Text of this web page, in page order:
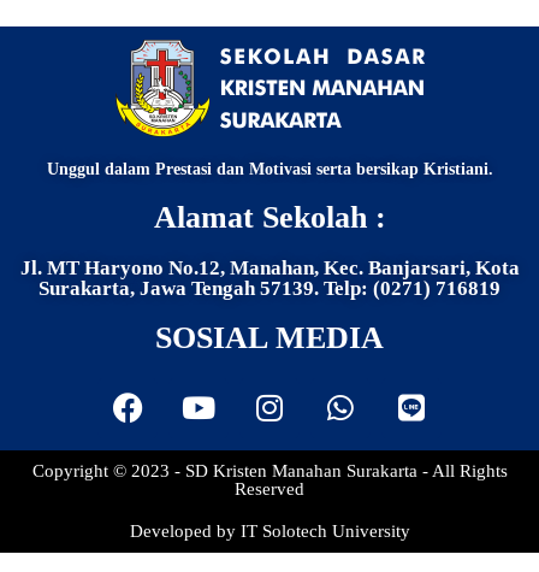
Unggul dalam Prestasi dan Motivasi serta bersikap Kristiani.
Alamat Sekolah :
Jl. MT Haryono No.12, Manahan, Kec. Banjarsari, Kota
Surakarta, Jawa Tengah 57139. Telp: (0271) 716819
SOSIAL MEDIA
Copyright © 2023 - SD Kristen Manahan Surakarta - All Rights
Reserved
Developed by IT Solotech University